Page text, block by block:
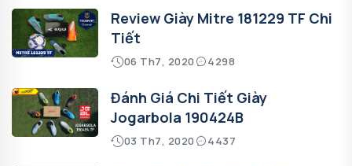
Review Giày Mitre 181229 TF Chi
Tiết
06 Th7, 2020 4298
Đánh Giá Chi Tiết Giày
Jogarbola 190424B
03 Th7, 2020 4437